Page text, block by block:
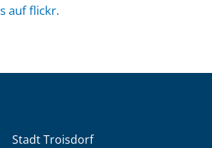
auf flickr.
Stadt Troisdorf